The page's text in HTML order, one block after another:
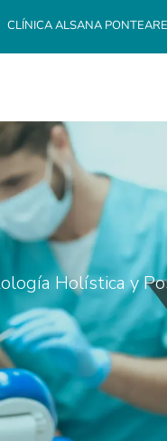
CLÍNICA ALSANA
Holística y